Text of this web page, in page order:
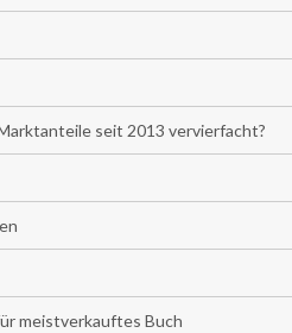
seit 2013 vervierfacht?
meistverkauftes Buch